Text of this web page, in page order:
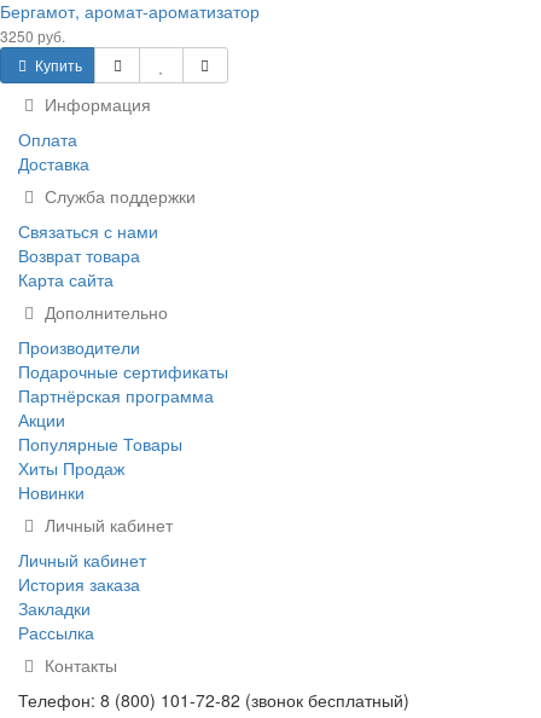
Бергамот, аромат-ароматизатор
3250 руб.
Купить
Информация
Оплата
Доставка
Служба поддержки
Связаться с нами
Возврат товара
Карта сайта
Дополнительно
Производители
Подарочные сертификаты
Партнёрская программа
Акции
Популярные Товары
Хиты Продаж
Новинки
Личный кабинет
Личный кабинет
История заказа
Закладки
Рассылка
Контакты
Телефон: 8 (800) 101-72-82 (звонок бесплатный)